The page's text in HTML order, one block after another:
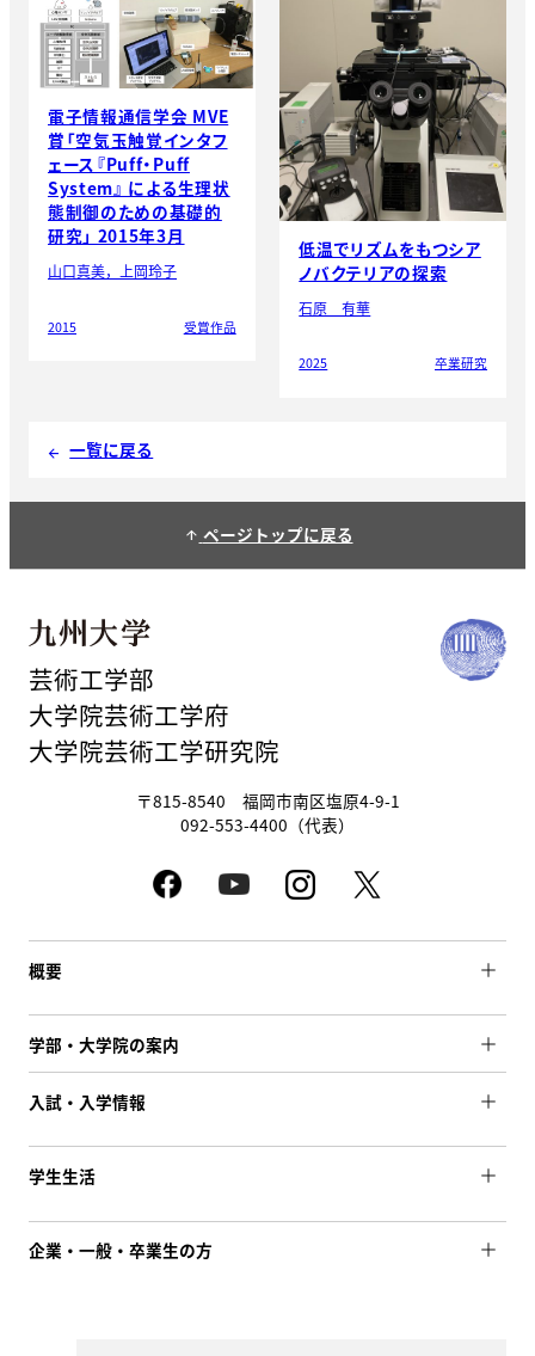
電子情報通信学会 MVE
賞「空気玉触覚インタフ
ェース『Puff・Puff
System』 による生理状
態制御のための基礎的
研究」 2015年3月
山口真美，上岡玲子
2015 受賞作品
低温でリズムをもつシア
ノバクテリアの探索
石原 有華
2025 卒業研究
arrow_back 一覧に戻る
arrow_upward ページトップに戻る
芸術工学部
大学院芸術工学府
大学院芸術工学研究院
〒815-8540 福岡市南区塩原4-9-1
092-553-4400（代表）
概要
学部・大学院の案内
入試・入学情報
学生生活
企業・一般・卒業生の方